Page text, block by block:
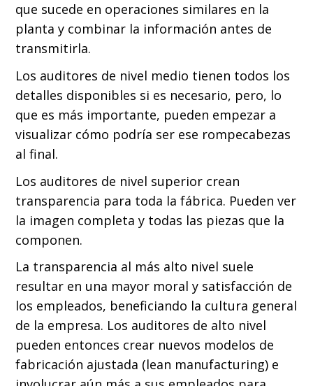
que sucede en operaciones similares en la
planta y combinar la información antes de
transmitirla.
Los auditores de nivel medio tienen todos los
detalles disponibles si es necesario, pero, lo
que es más importante, pueden empezar a
visualizar cómo podría ser ese rompecabezas
al final.
Los auditores de nivel superior crean
transparencia para toda la fábrica. Pueden ver
la imagen completa y todas las piezas que la
componen.
La transparencia al más alto nivel suele
resultar en una mayor moral y satisfacción de
los empleados, beneficiando la cultura general
de la empresa. Los auditores de alto nivel
pueden entonces crear nuevos modelos de
fabricación ajustada (lean manufacturing) e